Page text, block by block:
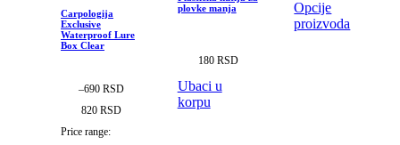
Carpologija
Exclusive
Waterproof Lure
Box Clear
690 RSD
–
820 RSD
Price range:
plovke manja
180 RSD
Ubaci u
korpu
Opcije
proizvoda